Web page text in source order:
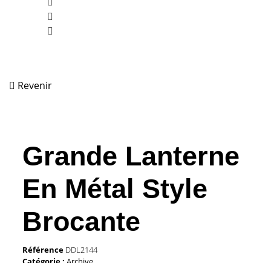
Revenir
Grande Lanterne
En Métal Style
Brocante
Référence DDL2144